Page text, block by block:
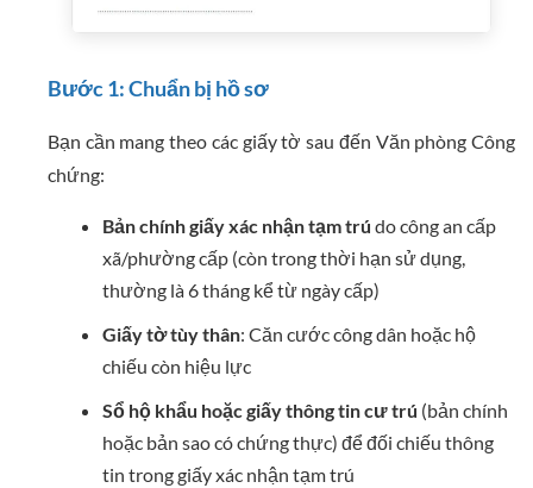
Bước 1: Chuẩn bị hồ sơ
Bạn cần mang theo các giấy tờ sau đến Văn phòng Công
chứng:
Bản chính giấy xác nhận tạm trú do công an cấp
xã/phường cấp (còn trong thời hạn sử dụng,
thường là 6 tháng kể từ ngày cấp)
Giấy tờ tùy thân: Căn cước công dân hoặc hộ
chiếu còn hiệu lực
Sổ hộ khẩu hoặc giấy thông tin cư trú (bản chính
hoặc bản sao có chứng thực) để đối chiếu thông
tin trong giấy xác nhận tạm trú